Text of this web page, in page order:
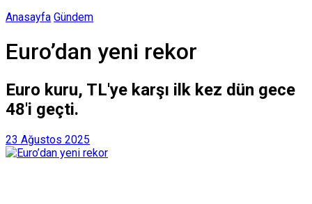
Anasayfa Gündem
Euro’dan yeni rekor
Euro kuru, TL'ye karşı ilk kez dün gece
48'i geçti.
23 Ağustos 2025